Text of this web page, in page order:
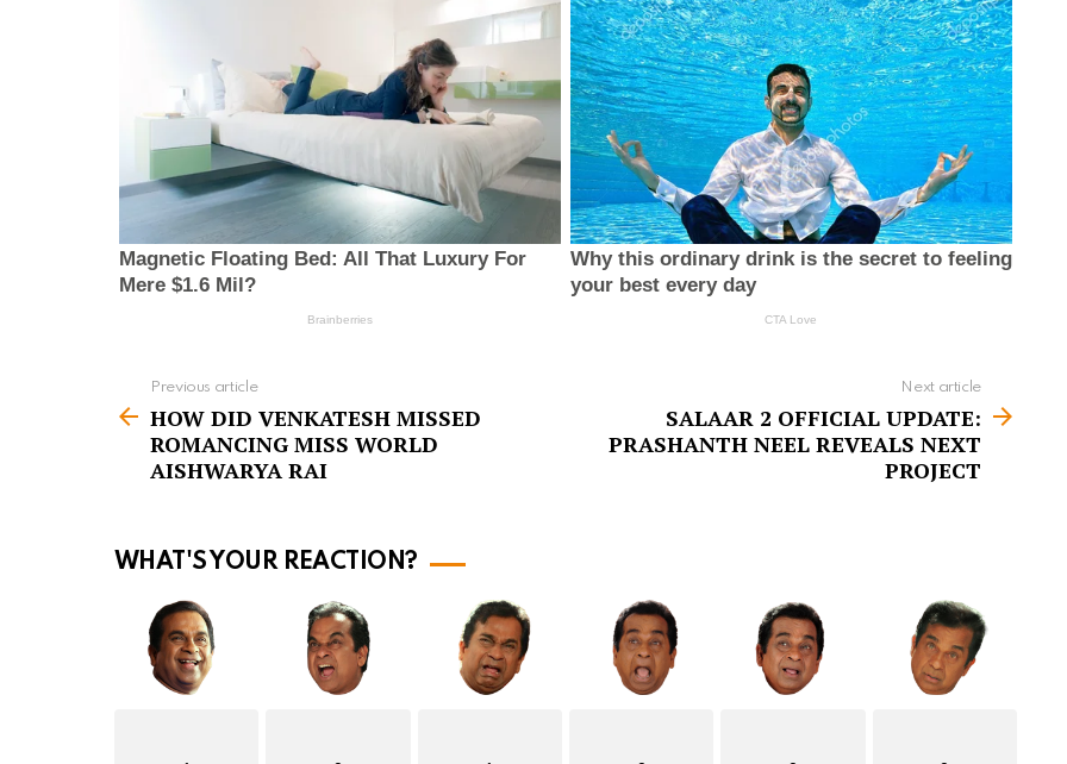
e
r
Previous article
HOW DID VENKATESH MISSED
ROMANCING MISS WORLD
AISHWARYA RAI
Next article
SALAAR 2 OFFICIAL UPDATE:
PRASHANTH NEEL REVEALS NEXT
PROJECT
WHAT'S YOUR REACTION?